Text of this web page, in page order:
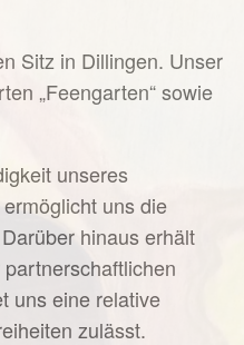
Sitz in Dillingen. Unser
„Feengarten“ sowie
unseres
uns die
hinaus erhält
uns eine relative
zulässt.